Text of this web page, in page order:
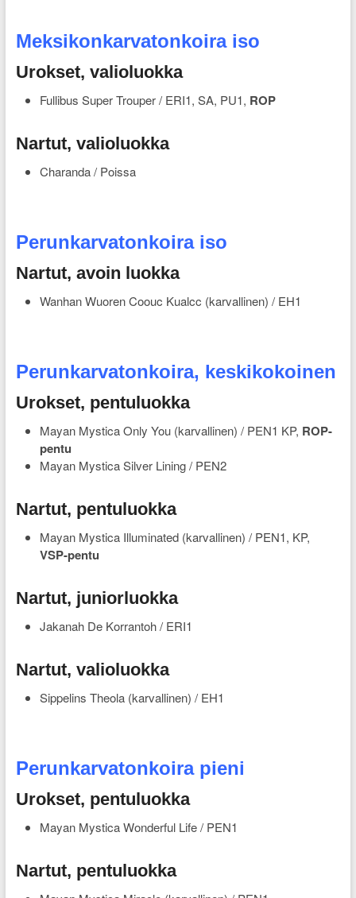
Meksikonkarvatonkoira iso
Urokset, valioluokka
Fullibus Super Trouper / ERI1, SA, PU1, ROP
Nartut, valioluokka
Charanda / Poissa
Perunkarvatonkoira iso
Nartut, avoin luokka
Wanhan Wuoren Coouc Kualcc (karvallinen) / EH1
Perunkarvatonkoira, keskikokoinen
Urokset, pentuluokka
Mayan Mystica Only You (karvallinen) / PEN1 KP, ROP-
pentu
Mayan Mystica Silver Lining / PEN2
Nartut, pentuluokka
Mayan Mystica Illuminated (karvallinen) / PEN1, KP,
VSP-pentu
Nartut, juniorluokka
Jakanah De Korrantoh / ERI1
Nartut, valioluokka
Sippelins Theola (karvallinen) / EH1
Perunkarvatonkoira pieni
Urokset, pentuluokka
Mayan Mystica Wonderful Life / PEN1
Nartut, pentuluokka